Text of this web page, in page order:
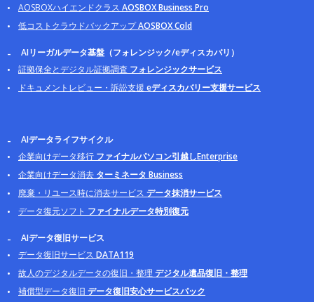
AOSBOXハイエンドクラス AOSBOX Business Pro
低コストクラウドバックアップAOSBOX Cold
AIリーガルデータ基盤（フォレンジック/eディスカバリ）
証拠保全とデジタル証拠調査 フォレンジックサービス
ドキュメントレビュー・訴訟支援 eディスカバリー支援サービス
AIデータライフサイクル
企業向けデータ移行 ファイナルパソコン引越しEnterprise
企業向けデータ消去 ターミネータ Business
廃棄・リユース時に消去サービス データ抹消サービス
データ復元ソフト ファイナルデータ特別復元
AIデータ復旧サービス
データ復旧サービス DATA119
故人のデジタルデータの復旧・整理 デジタル遺品復旧・整理
補償型データ復旧 データ復旧安心サービスパック